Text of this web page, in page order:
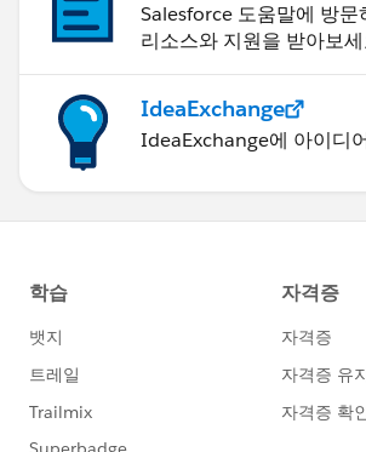
Salesforce 도움말에 방문
리소스와 지원을 받아보
IdeaExchange
IdeaExchange에 아이디